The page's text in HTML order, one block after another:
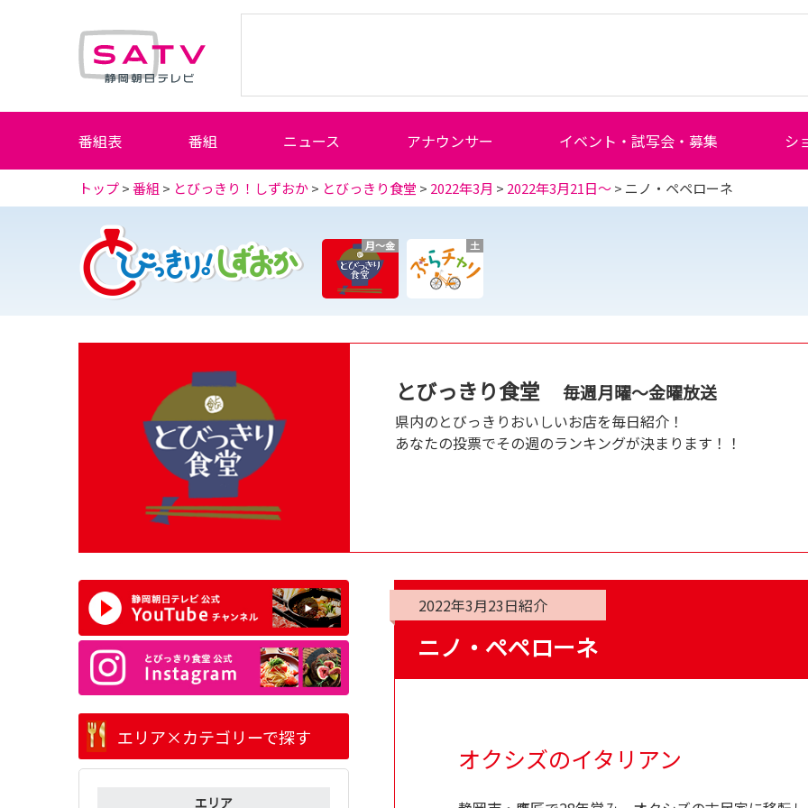
番組表 番組 ニュース アナウンサー イベント・試写会・募集 シ
トップ>番組 > とびっきり！しずおか> とびっきり食堂 > 2022年3月 > 2022年3月21日～> ニノ・ペペローネ
月～金 土
とびっきり食堂 毎週月曜～金曜放送
県内のとびっきりおいしいお店を毎日紹介！
あなたの投票でその週のランキングが決まります！！
2022年3月23日紹介
ニノ・ペペローネ
オクシズのイタリアン
エリア×カテゴリーで探す
エリア